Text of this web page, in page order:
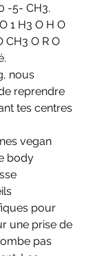
-5- CH3.
1 H3 O H O
CH3 O R O
nous
reprendre
tes centres
vegan
body
pour
une prise de
pas